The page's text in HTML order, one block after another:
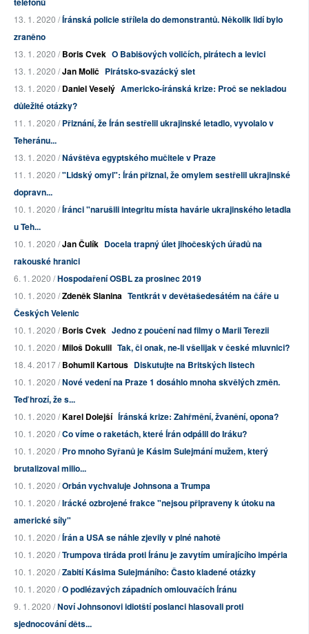
13. 1. 2020 /Íránská policie střílela do demonstrantů. Několik lidí bylo
zraněno
13. 1. 2020 /Boris Cvek O Babišových voličích, pirátech a levici
13. 1. 2020 /Jan Molič Pirátsko-svazácký slet
13. 1. 2020 /Daniel Veselý Americko-íránská krize: Proč se nekladou
důležité otázky?
11. 1. 2020 /Přiznání, že Írán sestřelil ukrajinské letadlo, vyvolalo v
Teheránu...
13. 1. 2020 /Návštěva egyptského mučitele v Praze
11. 1. 2020 /"Lidský omyl": Írán přiznal, že omylem sestřelil ukrajinské
dopravn...
10. 1. 2020 /Íránci "narušili integritu místa havárie ukrajinského letadla
u Teh...
10. 1. 2020 /Jan Čulík Docela trapný úlet jihočeských úřadů na
rakouské hranici
6. 1. 2020 /Hospodaření OSBL za prosinec 2019
10. 1. 2020 /Zdeněk Slanina Tentkrát v devětašedesátém na čáře u
Českých Velenic
10. 1. 2020 /Boris Cvek Jedno z poučení nad filmy o Marii Terezii
10. 1. 2020 /Miloš Dokulil Tak, či onak, ne-li všelijak v české mluvnici?
18. 4. 2017 /Bohumil Kartous Diskutujte na Britských listech
10. 1. 2020 /Nové vedení na Praze 1 dosáhlo mnoha skvělých změn.
Teď hrozí, že s...
10. 1. 2020 /Karel Dolejší Íránská krize: Zahřmění, žvanění, opona?
10. 1. 2020 /Co víme o raketách, které Írán odpálil do Iráku?
10. 1. 2020 /Pro mnoho Syřanů je Kásim Sulejmání mužem, který
brutalizoval milio...
10. 1. 2020 /Orbán vychvaluje Johnsona a Trumpa
10. 1. 2020 /Irácké ozbrojené frakce "nejsou připraveny k útoku na
americké síly"
10. 1. 2020 /Írán a USA se náhle zjevily v plné nahotě
10. 1. 2020 /Trumpova tiráda proti Íránu je zavytím umírajícího impéria
10. 1. 2020 /Zabití Kásima Sulejmáního: Často kladené otázky
10. 1. 2020 /O podlézavých západních omlouvačích Íránu
9. 1. 2020 /Noví Johnsonovi idiotští poslanci hlasovali proti
sjednocování děts...